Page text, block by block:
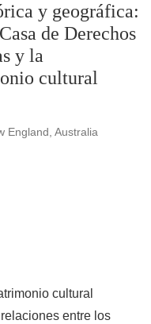
y geográfica:
de Derechos
y la
cultural
England, Australia
cultural
entre los